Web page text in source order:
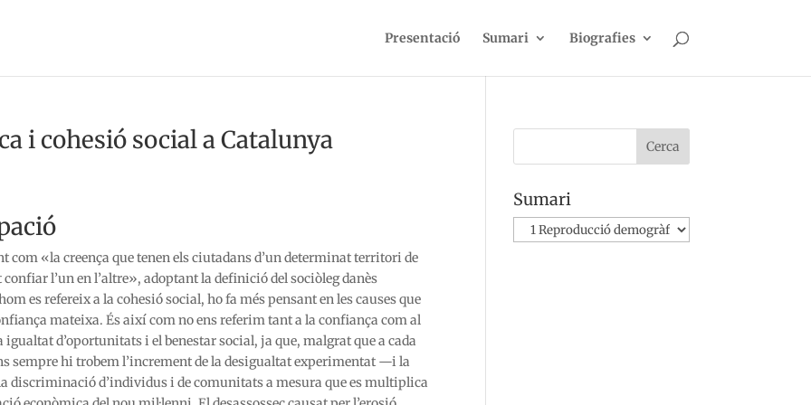
Presentació Sumari Biografies
i cohesió social a Catalunya
com «la creença que tenen els ciutadans d’un determinat territori de
l’un en l’altre», adoptant la definició del sociòleg danès
es refereix a la cohesió social, ho fa més pensant en les causes que
mateixa. És així com no ens referim tant a la confiança com al
d’oportunitats i el benestar social, ja que, malgrat que a cada
sempre hi trobem l’increment de la desigualtat experimentat —i la
discriminació d’individus i de comunitats a mesura que es multiplica
Sumari
Sumari